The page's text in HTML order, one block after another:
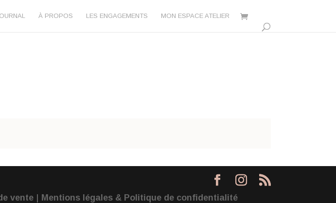
À PROPOS LES ENGAGEMENTS MON ESPACE ATELIER
vente Mentions légales & Politique de confidentialité